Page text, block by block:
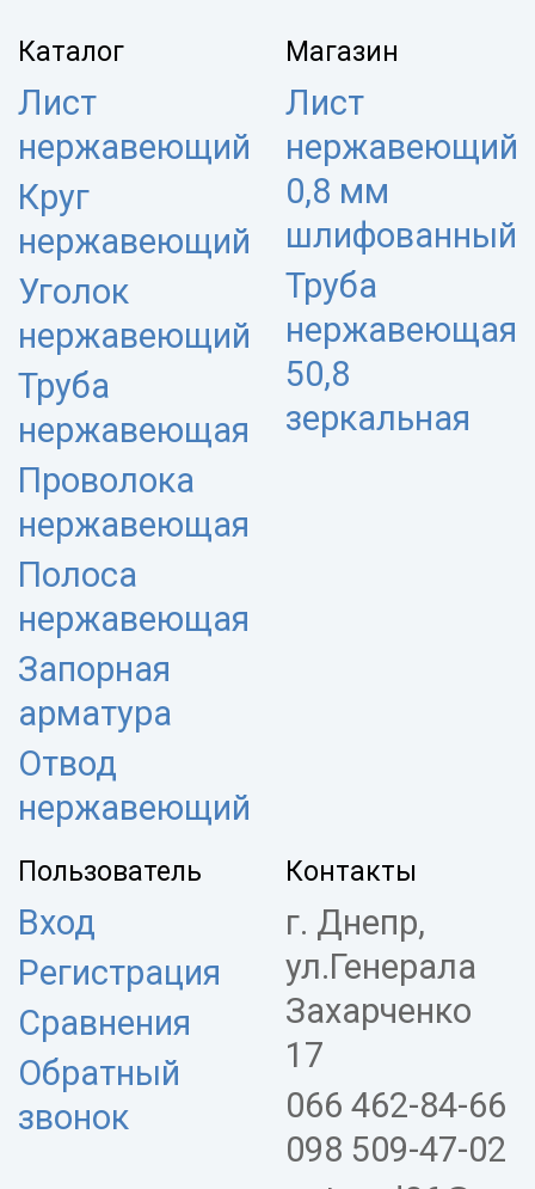
Каталог
Лист
нержавеющий
Круг
нержавеющий
Уголок
нержавеющий
Труба
нержавеющая
Проволока
нержавеющая
Полоса
нержавеющая
Запорная
арматура
Отвод
нержавеющий
Магазин
Лист
нержавеющий
0,8 мм
шлифованный
Труба
нержавеющая
50,8
зеркальная
Пользователь
Вход
Регистрация
Сравнения
Обратный
звонок
Контакты
г. Днепр,
ул.Генерала
Захарченко
17
066 462-84-66
098 509-47-02